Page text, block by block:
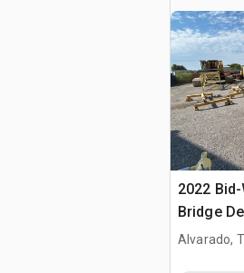
2022
Bridge
Alvarado,